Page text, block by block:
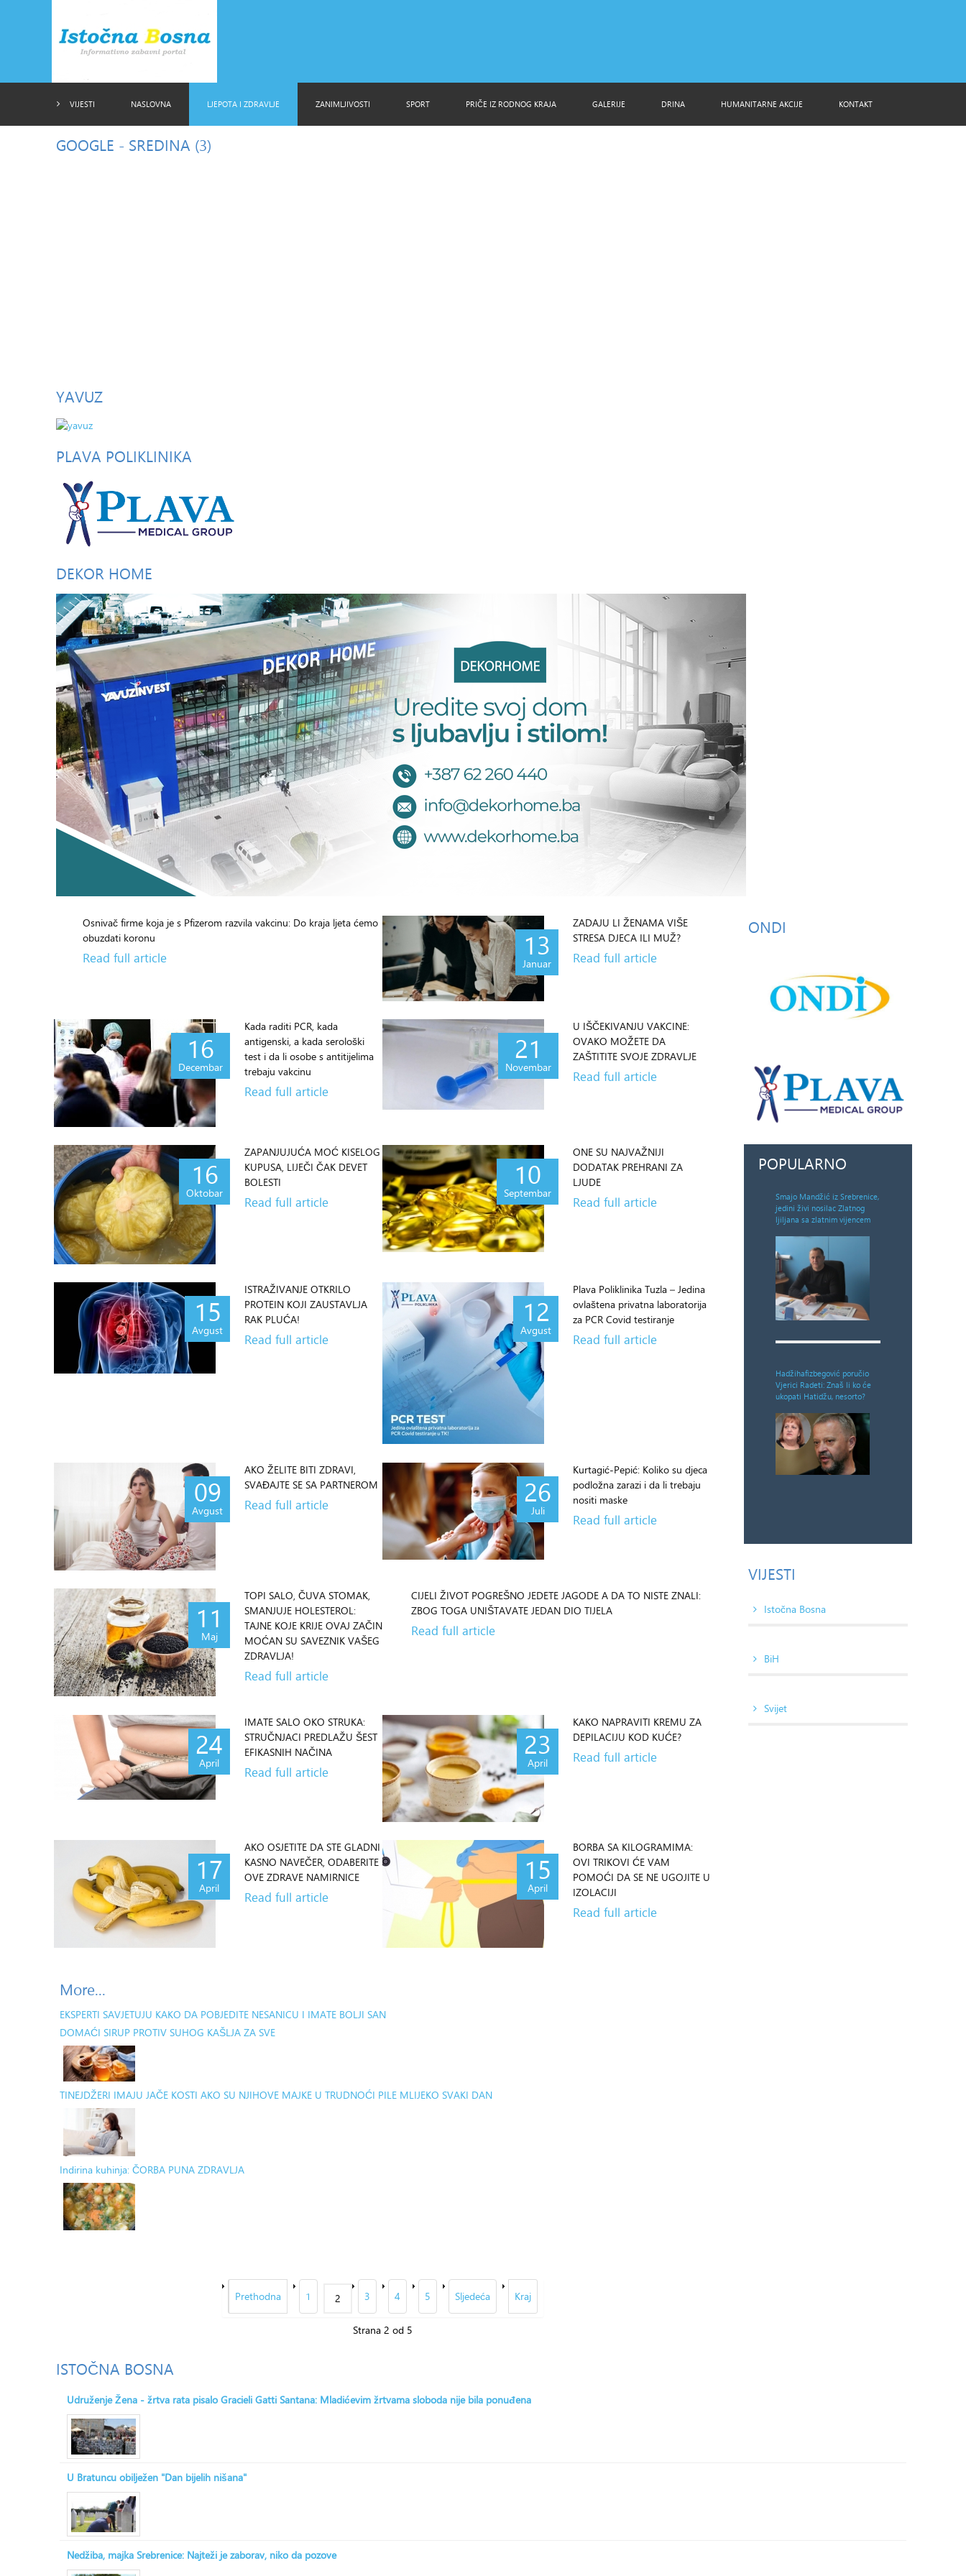
VIJESTI NASLOVNA LJEPOTA I ZDRAVLJE ZANIMLJIVOSTI SPORT PRIČE IZ RODNOG KRAJA GALERIJE DRINA HUMANITARNE AKCIJE KONTAKT
GOOGLE - SREDINA (3)
YAVUZ
PLAVA POLIKLINIKA
DEKOR HOME
Osnivač firme koja je s Pfizerom razvila vakcinu: Do kraja ljeta ćemo
obuzdati koronu
Read full article 13
Januar
ZADAJU LI ŽENAMA VIŠE
STRESA DJECA ILI MUŽ?
Read full article
16
Decembar
Kada raditi PCR, kada
antigenski, a kada serološki
test i da li osobe s antitijelima
trebaju vakcinu
Read full article
21
Novembar
U IŠČEKIVANJU VAKCINE:
OVAKO MOŽETE DA
ZAŠTITITE SVOJE ZDRAVLJE
Read full article
16
Oktobar
ZAPANJUJUĆA MOĆ KISELOG
KUPUSA, LIJEČI ČAK DEVET
BOLESTI
Read full article
10
Septembar
ONE SU NAJVAŽNIJI
DODATAK PREHRANI ZA
LJUDE
Read full article
15
Avgust
ISTRAŽIVANJE OTKRILO
PROTEIN KOJI ZAUSTAVLJA
RAK PLUĆA!
Read full article
12
Avgust
Plava Poliklinika Tuzla – Jedina
ovlaštena privatna laboratorija
za PCR Covid testiranje
Read full article
09
Avgust
AKO ŽELITE BITI ZDRAVI,
SVAĐAJTE SE SA PARTNEROM
Read full article 26
Juli
Kurtagić-Pepić: Koliko su djeca
podložna zarazi i da li trebaju
nositi maske
Read full article
11
Maj
TOPI SALO, ČUVA STOMAK,
SMANJUJE HOLESTEROL:
TAJNE KOJE KRIJE OVAJ ZAČIN
MOĆAN SU SAVEZNIK VAŠEG
ZDRAVLJA!
Read full article
09
Maj
CIJELI ŽIVOT POGREŠNO JEDETE JAGODE A DA TO NISTE ZNALI:
ZBOG TOGA UNIŠTAVATE JEDAN DIO TIJELA
Read full article
24
April
IMATE SALO OKO STRUKA:
STRUČNJACI PREDLAŽU ŠEST
EFIKASNIH NAČINA
Read full article
23
April
KAKO NAPRAVITI KREMU ZA
DEPILACIJU KOD KUĆE?
Read full article
17
April
AKO OSJETITE DA STE GLADNI
KASNO NAVEČER, ODABERITE
OVE ZDRAVE NAMIRNICE
Read full article
15
April
BORBA SA KILOGRAMIMA:
OVI TRIKOVI ĆE VAM
POMOĆI DA SE NE UGOJITE U
IZOLACIJI
Read full article
More...
EKSPERTI SAVJETUJU KAKO DA POBJEDITE NESANICU I IMATE BOLJI SAN
DOMAĆI SIRUP PROTIV SUHOG KAŠLJA ZA SVE
TINEJDŽERI IMAJU JAČE KOSTI AKO SU NJIHOVE MAJKE U TRUDNOĆI PILE MLIJEKO SVAKI DAN
Indirina kuhinja: ČORBA PUNA ZDRAVLJA
Prethodna 1 2 3 4 5 Sljedeća Kraj
Strana 2 od 5
ONDI
POPULARNO
Smajo Mandžić iz Srebrenice,
jedini živi nosilac Zlatnog
ljiljana sa zlatnim vijencem
Hadžihafizbegović poručio
Vjerici Radeti: Znaš li ko će
ukopati Hatidžu, nesorto?
VIJESTI
Istočna Bosna
BiH
Svijet
ISTOČNA BOSNA
Udruženje Žena - žrtva rata pisalo Gracieli Gatti Santana: Mladićevim žrtvama sloboda nije bila ponuđena
U Bratuncu obilježen "Dan bijelih nišana"
Nedžiba, majka Srebrenice: Najteži je zaborav, niko da pozove